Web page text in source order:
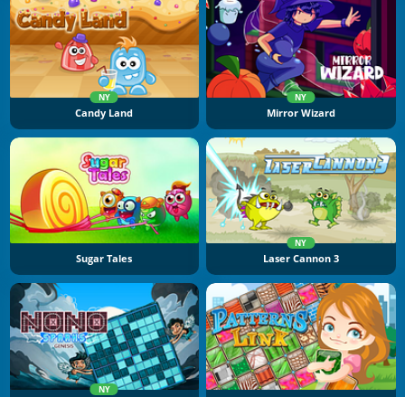
NY
Candy Land
NY
Mirror Wizard
Sugar Tales
NY
Laser Cannon 3
NY